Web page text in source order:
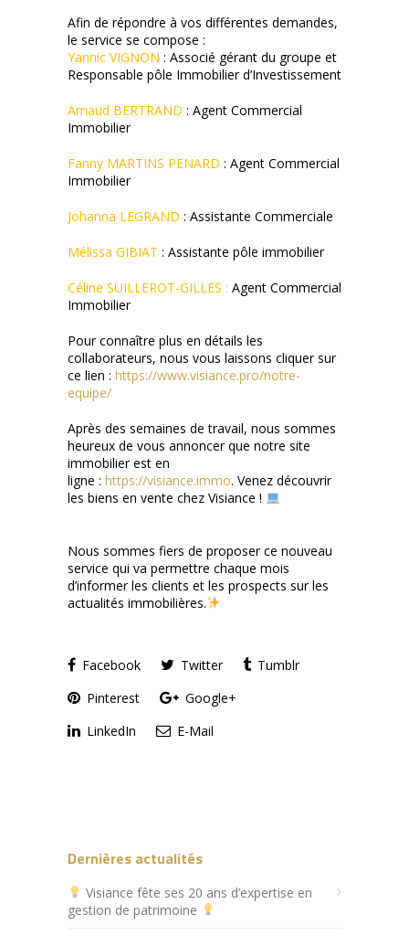
Afin de répondre à vos différentes demandes,
le service se compose :
Yannic VIGNON : Associé gérant du groupe et
Responsable pôle Immobilier d’Investissement
Arnaud BERTRAND : Agent Commercial
Immobilier
Fanny MARTINS PENARD : Agent Commercial
Immobilier
Johanna LEGRAND : Assistante Commerciale
Mélissa GIBIAT : Assistante pôle immobilier
Céline SUILLEROT-GILLES : Agent Commercial
Immobilier
Pour connaître plus en détails les
collaborateurs, nous vous laissons cliquer sur
ce lien : https://www.visiance.pro/notre-
equipe/
Après des semaines de travail, nous sommes
heureux de vous annoncer que notre site
immobilier est en
ligne : https://visiance.immo. Venez découvrir
les biens en vente chez Visiance !
Nous sommes fiers de proposer ce nouveau
service qui va permettre chaque mois
d’informer les clients et les prospects sur les
actualités immobilières.
Facebook Twitter
Tumblr
Pinterest
Google+
LinkedIn
E-Mail
Dernières actualités
Visiance fête ses 20 ans d’expertise en
gestion de patrimoine